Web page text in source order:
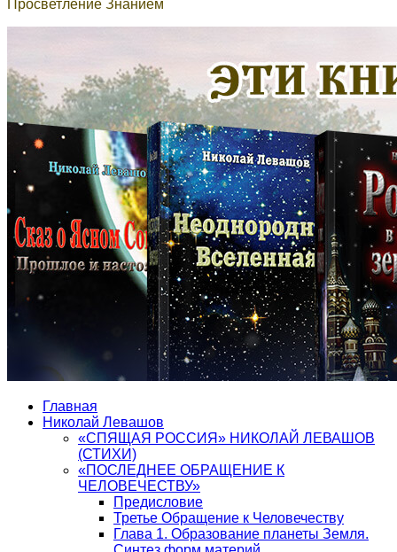
Просветление Знанием
Главная
Николай Левашов
«СПЯЩАЯ РОССИЯ» НИКОЛАЙ ЛЕВАШОВ
(СТИХИ)
«ПОСЛЕДНЕЕ ОБРАЩЕНИЕ К
ЧЕЛОВЕЧЕСТВУ»
Предисловие
Третье Обращение к Человечеству
Глава 1. Образование планеты Земля.